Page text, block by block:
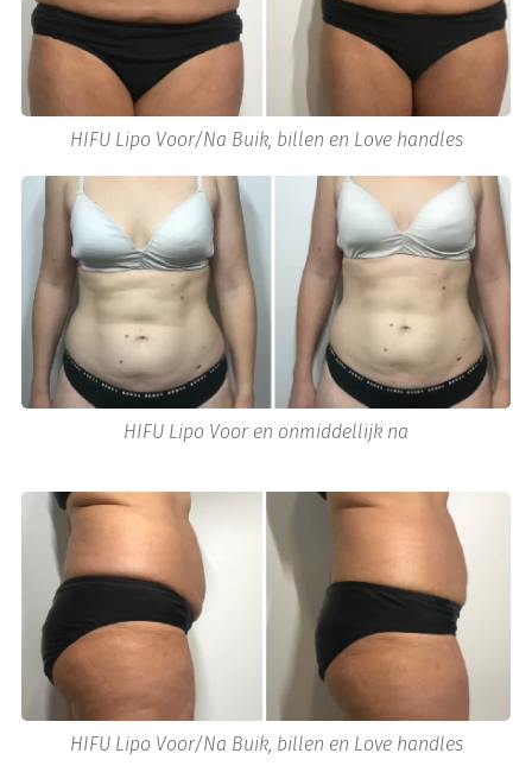
HIFU Lipo Voor/Na Buik, billen en Love handles
HIFU Lipo Voor en onmiddellijk na
HIFU Lipo Voor/Na Buik, billen en Love handles